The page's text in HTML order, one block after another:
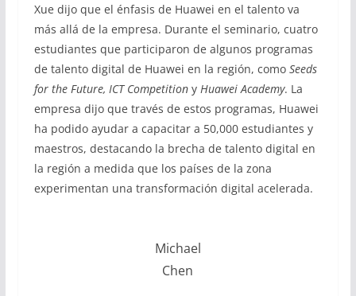
Xue dijo que el énfasis de Huawei en el talento va
más allá de la empresa. Durante el seminario, cuatro
estudiantes que participaron de algunos programas
de talento digital de Huawei en la región, como Seeds
for the Future, ICT Competition y Huawei Academy. La
empresa dijo que través de estos programas, Huawei
ha podido ayudar a capacitar a 50,000 estudiantes y
maestros, destacando la brecha de talento digital en
la región a medida que los países de la zona
experimentan una transformación digital acelerada.
Michael
Chen